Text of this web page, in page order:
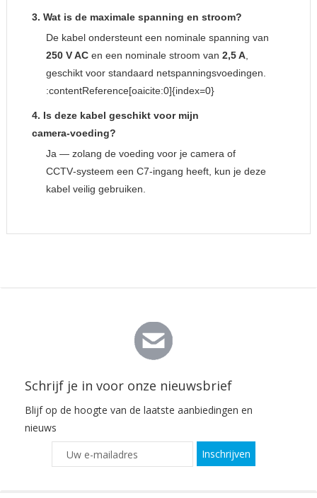
3. Wat is de maximale spanning en stroom?
De kabel ondersteunt een nominale spanning van
250 V ACen een nominale stroom van 2,5 A,
geschikt voor standaard netspanningsvoedingen.
:contentReference[oaicite:0]{index=0}
4. Is deze kabel geschikt voor mijn
camera‑voeding?
Ja — zolang de voeding voor je camera of
CCTV‑systeem een C7‑ingang heeft, kun je deze
kabel veilig gebruiken.
Schrijf je in voor onze nieuwsbrief
Blijf op de hoogte van de laatste aanbiedingen en
nieuws
Inschrijven